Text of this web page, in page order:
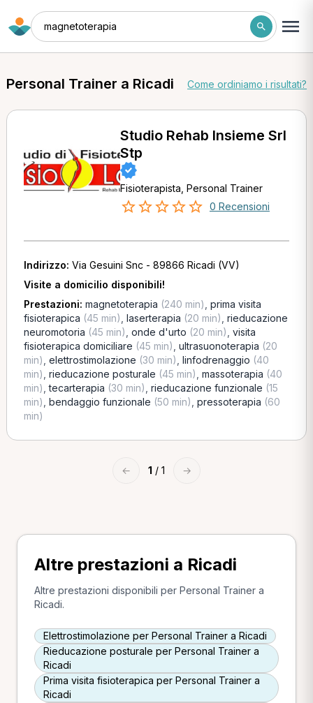
magnetoterapia
Personal Trainer a Ricadi Come ordiniamo i risultati?
Studio Rehab Insieme Srl
Stp
Fisioterapista, Personal Trainer
0 Recensioni
Indirizzo: Via Gesuini Snc - 89866 Ricadi (VV)
Visite a domicilio disponibili!
Prestazioni: magnetoterapia (240 min) prima visita
fisioterapica (45 min) laserterapia (20 min) rieducazione
neuromotoria (45 min) onde d'urto (20 min) visita
fisioterapica domiciliare (45 min) ultrasuonoterapia (20
min) elettrostimolazione (30 min) linfodrenaggio (40
min) rieducazione posturale (45 min) massoterapia (40
min) ,tecarterapia (30 min) rieducazione funzionale (15
min) bendaggio funzionale (50 min) pressoterapia (60
min)
← 1 / 1 →
Altre prestazioni a Ricadi
Altre prestazioni disponibili per Personal Trainer a
Ricadi.
Elettrostimolazione per Personal Trainer a Ricadi
Rieducazione posturale per Personal Trainer a
Ricadi
Prima visita fisioterapica per Personal Trainer a
Ricadi